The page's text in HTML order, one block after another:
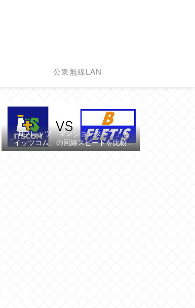
公衆無線LAN
「Bフレッツ マンションタイプ」と
「イッツコム」の回線スピードを比較し
てみた